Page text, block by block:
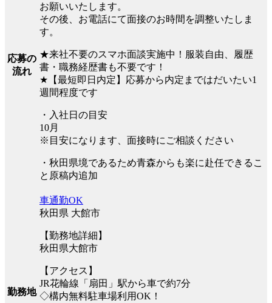
応募の
流れ
お願いいたします。
その後、お電話にて面接のお時間を調整いたしま
す。
★来社不要のスマホ面談実施中！服装自由、履歴
書・職務経歴書も不要です！
★【最短即日内定】応募から内定まではだいたい1
週間程度です
・入社日の目安
10月
※目安になります、面接時にご相談ください
・秋田県境であるため青森からも楽に赴任できるこ
と原稿内追加
勤務地
車通勤OK
秋田県 大館市
【勤務地詳細】
秋田県大館市
【アクセス】
JR花輪線「扇田」駅から車で約7分
◇構内無料駐車場利用OK！